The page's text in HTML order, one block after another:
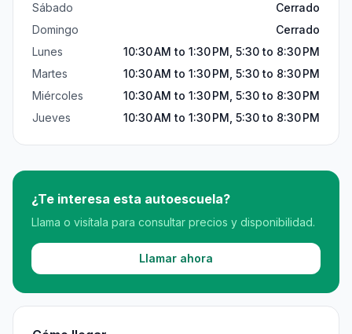
Sábado
Cerrado
Domingo
Cerrado
Lunes
10:30 AM to 1:30 PM, 5:30 to 8:30 PM
Martes
10:30 AM to 1:30 PM, 5:30 to 8:30 PM
Miércoles
10:30 AM to 1:30 PM, 5:30 to 8:30 PM
Jueves
10:30 AM to 1:30 PM, 5:30 to 8:30 PM
¿Te interesa esta autoescuela?
Llama o visítala para consultar precios y disponibilidad.
Llamar ahora